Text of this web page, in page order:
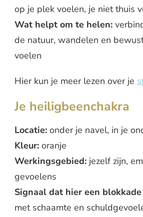
op je plek voelen, je niet thuis
Wat helpt om te helen:
de natuur, wandelen en
voelen
Hier kun je meer lezen over je
Je heiligbeenchakra
Locatie: onder je navel, in je
Kleur: oranje
Werkingsgebied: jezelf zijn,
gevoelens
Signaal dat hier een
met schaamte en